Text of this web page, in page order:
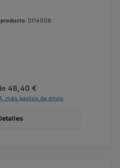
DI14008
normal:
48,40 €
más gastos de envío